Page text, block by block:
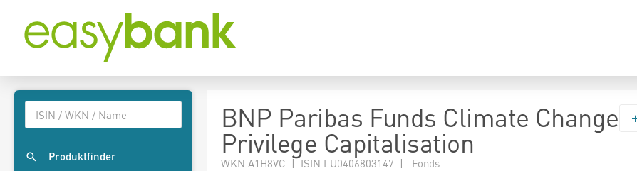
Produktfinder
BNP Paribas Funds Climate Change
Privilege Capitalisation
WKN A1H8VC | ISIN LU0406803147 | Fonds